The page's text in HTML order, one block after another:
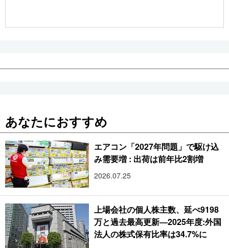
あなたにおすすめ
エアコン「2027年問題」で駆け込
み需要増 : 出荷は前年比2割増
2026.07.25
上場会社の個人株主数、延べ9198
万と過去最高更新―2025年度:外国
法人の株式保有比率は34.7%に